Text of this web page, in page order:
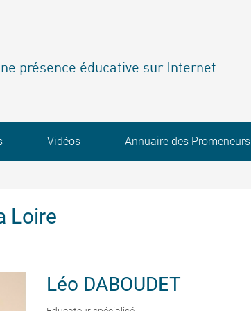
présence éducative sur Internet
Vidéos Annuaire des Promeneurs
Loire
Léo DABOUDET